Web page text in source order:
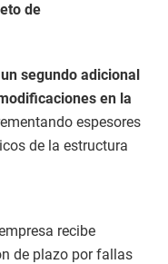
de
segundo adicional
en la
espesores
de la estructura
recibe
de plazo por fallas